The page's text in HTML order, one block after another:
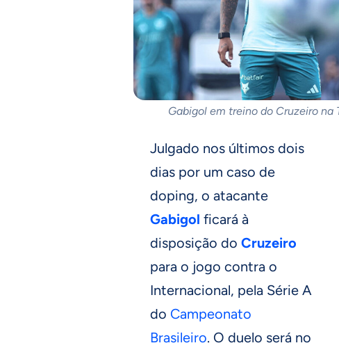
Gabigol em treino do Cruzeiro
Julgado nos últimos dois
dias por um caso de
doping, o atacante
Gabigol ficará à
disposição do Cruzeiro
para o jogo contra o
Internacional, pela Série A
do Campeonato
Brasileiro. O duelo será no